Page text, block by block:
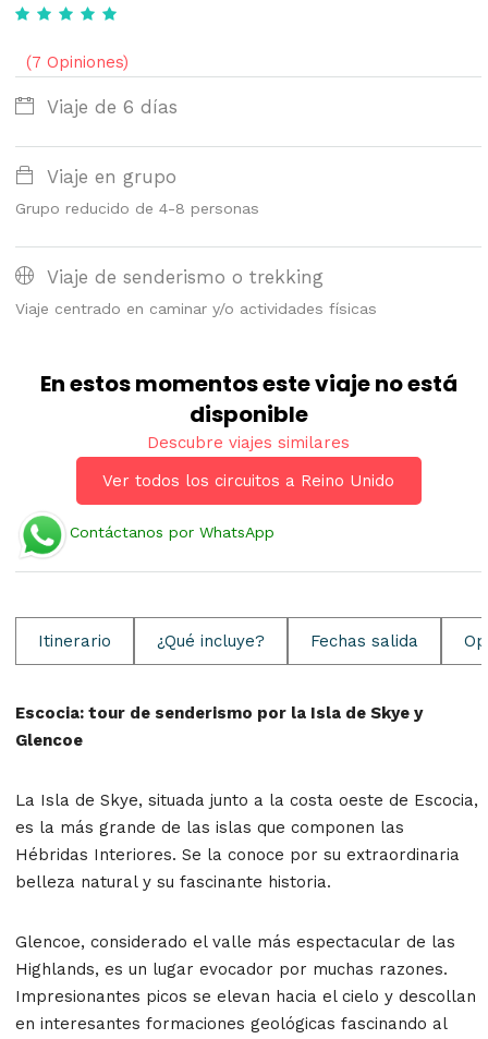
(7 Opiniones)
Viaje de 6 días
Viaje en grupo
Grupo reducido de 4-8 personas
Viaje de senderismo o trekking
Viaje centrado en caminar y/o actividades físicas
En estos momentos este viaje no está
disponible
Descubre viajes similares
Ver todos los circuitos a Reino Unido
Contáctanos por WhatsApp
Itinerario ¿Qué incluye? Fechas salida
Escocia: tour de senderismo por la Isla de Skye y
Glencoe
La Isla de Skye, situada junto a la costa oeste de Escocia,
es la más grande de las islas que componen las
Hébridas Interiores. Se la conoce por su extraordinaria
belleza natural y su fascinante historia.
Glencoe, considerado el valle más espectacular de las
Highlands, es un lugar evocador por muchas razones.
Impresionantes picos se elevan hacia el cielo y descollan
en interesantes formaciones geológicas fascinando al